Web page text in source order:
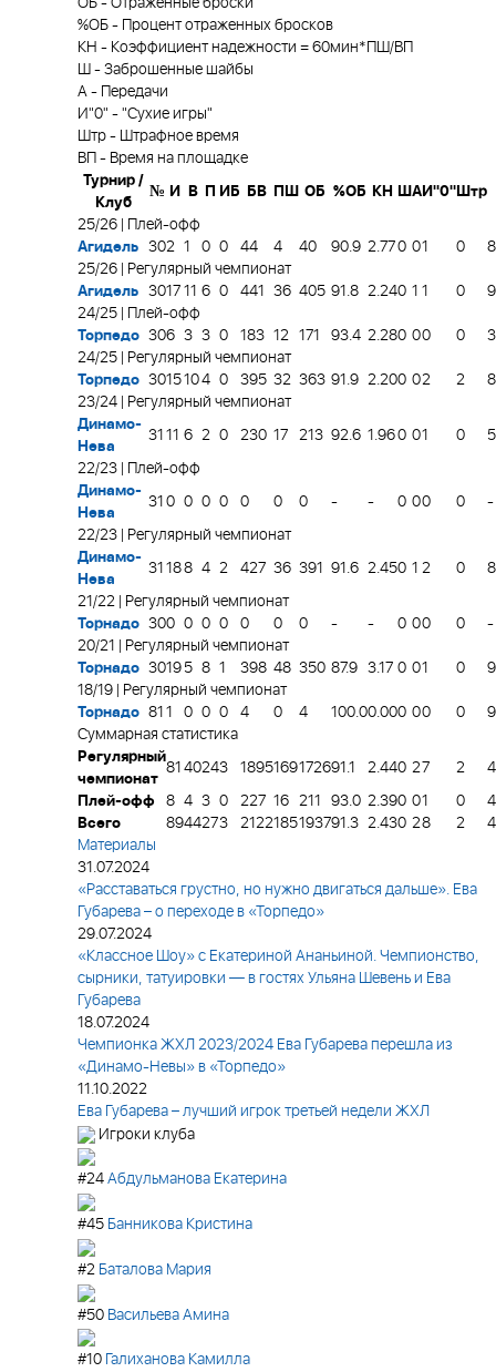
ОБ - Отраженные броски
%ОБ -
Процент отраженных бросков
КН - Коэффициент надежности = 60мин*ПШ/ВП
Ш - Заброшенные шайбы
А -
Передачи
И"0" - "Сухие игры"
Штр - Штрафное время
ВП
- Время на площадке
Турнир /
Клуб
№ И В П ИБ БВ ПШ ОБ %ОБ КН ША И"0" Штр
25/26 | Плей-офф
Агидель
302 1 0 0 44 4 40 90.9 2.770 01 0
25/26 | Регулярный чемпионат
Агидель
3017 11 6 0 441 36 405 91.8 2.240 1 1 0
24/25 | Плей-офф
Торпедо 306 3 3 0 183 12 171 93.4 2.280 00 0
24/25 | Регулярный чемпионат
Торпедо 3015104 0 395 32 363 91.9 2.200 02 2
23/24 | Регулярный чемпионат
Динамо-
Нева
31 11 6 2 0 230 17 213 92.6 1.960 01 0
22/23 | Плей-офф
Динамо-
Нева
31 0 0 0 0 0 0 0 - - 0 00 0 -
22/23 | Регулярный чемпионат
Динамо-
Нева
31 188 4 2 427 36 391 91.6 2.450 1 2 0
21/22 | Регулярный чемпионат
Торнадо 300 0 0 0 0 0 0 - - 0 00 0
-
20/21 | Регулярный чемпионат
Торнадо 3019 5 8 1 398 48 350 87.9 3.17 0 01 0
18/19 | Регулярный чемпионат
Торнадо 81 1 0 0 0 4 0 4 100.00.000 00 0
Суммарная статистика
Регулярный
чемпионат
81 40243 1895169172691.1 2.440 27 2
Плей-офф 8 4 3 0 227 16 211 93.0 2.390 01 0
Всего
8944273 2122185193791.3 2.430 28 2
Материалы
31.07.2024
«Расставаться грустно, но нужно двигаться дальше». Ева
Губарева – о переходе в «Торпедо»
29.07.2024
«Классное Шоу» с Екатериной Ананьиной. Чемпионство,
сырники, татуировки — в гостях Ульяна Шевень и Ева
Губарева
18.07.2024
Чемпионка ЖХЛ 2023/2024 Ева Губарева перешла из
«Динамо-Невы» в «Торпедо»
11.10.2022
Ева Губарева – лучший игрок третьей недели ЖХЛ
Игроки клуба
#24 Абдульманова Екатерина
#45 Банникова Кристина
#2 Баталова Мария
#50 Васильева Амина
#10 Галиханова Камилла